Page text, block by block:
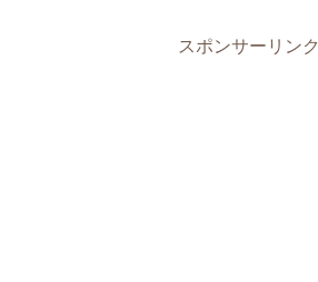
スポンサーリンク